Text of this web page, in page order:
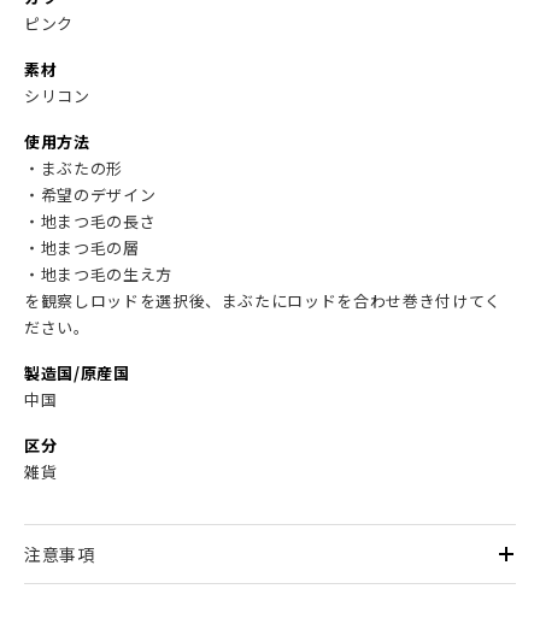
ピンク
素材
シリコン
使用方法
・まぶたの形
・希望のデザイン
・地まつ毛の長さ
・地まつ毛の層
・地まつ毛の生え方
を観察しロッドを選択後、まぶたにロッドを合わせ巻き付けてく
ださい。
製造国/原産国
中国
区分
雑貨
注意事項